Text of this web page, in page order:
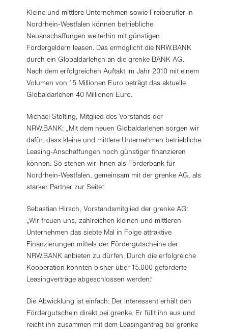
Kleine und mittlere Unternehmen sowie Freiberufler in
Nordrhein-Westfalen können betriebliche
Neuanschaffungen weiterhin mit günstigen
Fördergeldern leasen. Das ermöglicht die NRW.BANK
durch ein Globaldarlehen an die grenke BANK AG.
Nach dem erfolgreichen Auftakt im Jahr 2010 mit einem
Volumen von 15 Millionen Euro beträgt das aktuelle
Globaldarlehen 40 Millionen Euro.
Michael Stölting, Mitglied des Vorstands der
NRW.BANK: „Mit dem neuen Globaldarlehen sorgen wir
dafür, dass kleine und mittlere Unternehmen betriebliche
Leasing-Anschaffungen noch günstiger finanzieren
können. So stehen wir ihnen als Förderbank für
Nordrhein-Westfalen, gemeinsam mit der grenke AG, als
starker Partner zur Seite.“
Sebastian Hirsch, Vorstandsmitglied der grenke AG:
„Wir freuen uns, zahlreichen kleinen und mittleren
Unternehmen das siebte Mal in Folge attraktive
Finanzierungen mittels der Fördergutscheine der
NRW.BANK anbieten zu dürfen. Durch die erfolgreiche
Kooperation konnten bisher über 15.000 geförderte
Leasingverträge abgeschlossen werden.“
Die Abwicklung ist einfach: Der Interessent erhält den
Fördergutschein direkt bei grenke. Er füllt ihn aus und
reicht ihn zusammen mit dem Leasingantrag bei grenke